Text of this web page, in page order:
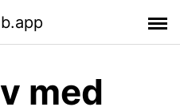
med